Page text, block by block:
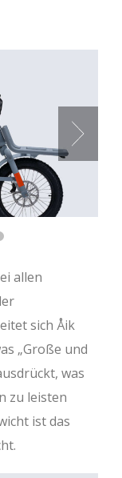
allen
sich Åik
„Große und
was
zu leisten
ist das